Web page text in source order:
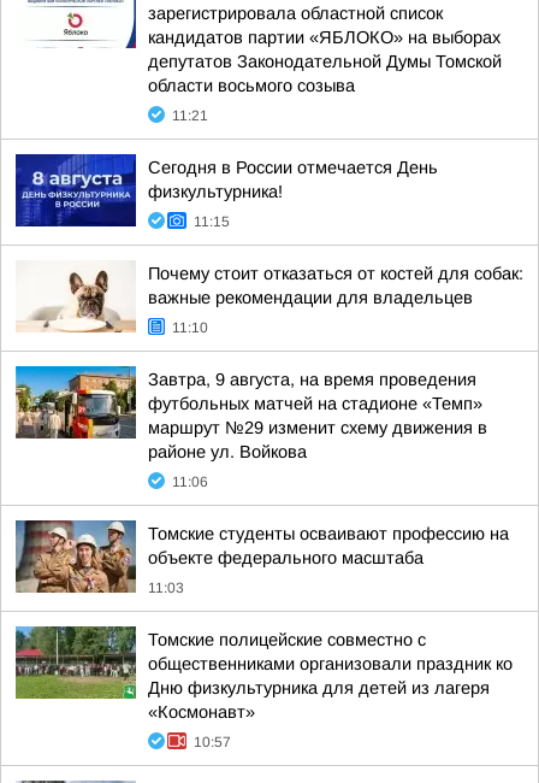
зарегистрировала областной список
кандидатов партии «ЯБЛОКО» на выборах
депутатов Законодательной Думы Томской
области восьмого созыва
11:21
Сегодня в России отмечается День
физкультурника!
11:15
Почему стоит отказаться от костей для собак:
важные рекомендации для владельцев
11:10
Завтра, 9 августа, на время проведения
футбольных матчей на стадионе «Темп»
маршрут №29 изменит схему движения в
районе ул. Войкова
11:06
Томские студенты осваивают профессию на
объекте федерального масштаба
11:03
Томские полицейские совместно с
общественниками организовали праздник ко
Дню физкультурника для детей из лагеря
«Космонавт»
10:57